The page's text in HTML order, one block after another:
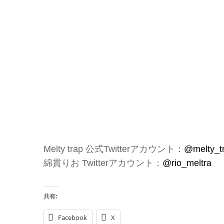
Melty trap 公式Twitterアカウント：
綿貫りお Twitterアカウント： @rio_meltra
共有:
Facebook X